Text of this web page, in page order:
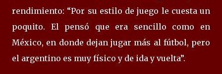
rendimiento: “Por su estilo de juego le cuesta un
poquito. El pensó que era sencillo como en
México, en donde dejan jugar más al fútbol, pero
el argentino es muy físico y de ida y vuelta”.